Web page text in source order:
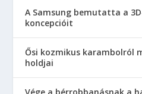
A Samsung bemutatta a
koncepcióit
Ősi kozmikus karambolról
holdjai